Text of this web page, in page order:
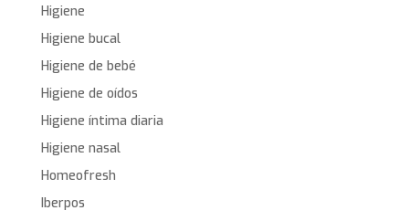
Higiene
Higiene bucal
Higiene de bebé
Higiene de oídos
Higiene íntima diaria
Higiene nasal
Homeofresh
Iberpos